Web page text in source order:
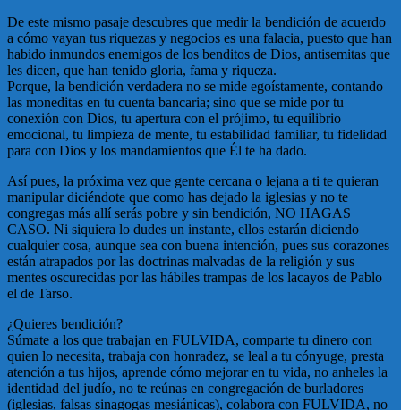
De este mismo pasaje descubres que medir la bendición de acuerdo
a cómo vayan tus riquezas y negocios es una falacia, puesto que han
habido inmundos enemigos de los benditos de Dios, antisemitas que
les dicen, que han tenido gloria, fama y riqueza.
Porque, la bendición verdadera no se mide egoístamente, contando
las moneditas en tu cuenta bancaria; sino que se mide por tu
conexión con Dios, tu apertura con el prójimo, tu equilibrio
emocional, tu limpieza de mente, tu estabilidad familiar, tu fidelidad
para con Dios y los mandamientos que Él te ha dado.
Así pues, la próxima vez que gente cercana o lejana a ti te quieran
manipular diciéndote que como has dejado la iglesias y no te
congregas más allí serás pobre y sin bendición, NO HAGAS
CASO. Ni siquiera lo dudes un instante, ellos estarán diciendo
cualquier cosa, aunque sea con buena intención, pues sus corazones
están atrapados por las doctrinas malvadas de la religión y sus
mentes oscurecidas por las hábiles trampas de los lacayos de Pablo
el de Tarso.
¿Quieres bendición?
Súmate a los que trabajan en FULVIDA, comparte tu dinero con
quien lo necesita, trabaja con honradez, se leal a tu cónyuge, presta
atención a tus hijos, aprende cómo mejorar en tu vida, no anheles la
identidad del judío, no te reúnas en congregación de burladores
(iglesias, falsas sinagogas mesiánicas), colabora con FULVIDA, no